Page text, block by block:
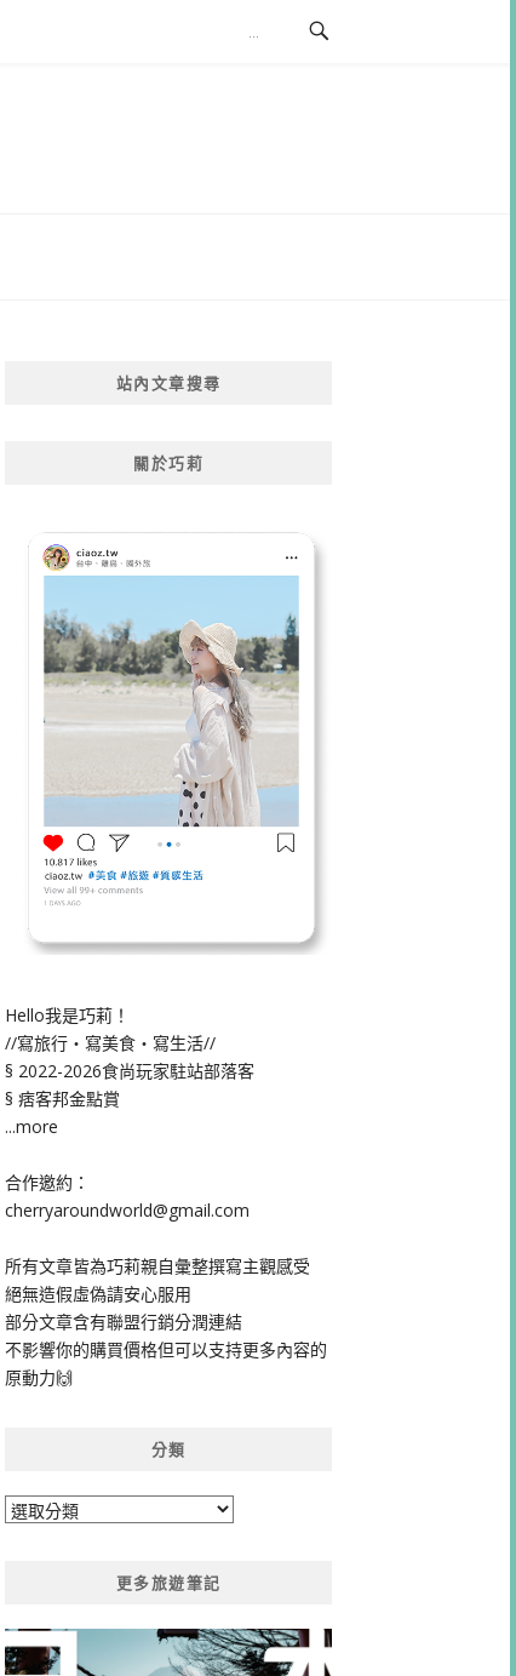
站內文章搜尋
關於巧莉
Hello我是巧莉！
//寫旅行・寫美食・寫生活//
§ 2022-2026食尚玩家駐站部落客
§ 痞客邦金點賞
...more
合作邀約：
cherryaroundworld@gmail.com
所有文章皆為巧莉親自彙整撰寫主觀感受
絕無造假虛偽請安心服用
部分文章含有聯盟行銷分潤連結
不影響你的購買價格但可以支持更多內容的
原動力🙌
分類
分
更多旅遊筆記